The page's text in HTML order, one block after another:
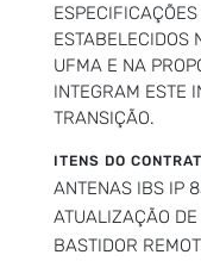
ESTABELECIDOS
UFMA E NA
INTEGRAM ESTE
TRANSIÇÃO.
ITENS DO
ANTENAS IBS IP
ATUALIZAÇÃO
BASTIDOR